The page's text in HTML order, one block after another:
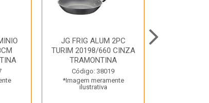
JG FRIG ALUM 2PC
TURIM 20198/660 CINZA
TRAMONTINA
Código: 38019
*Imagem meramente
ilustrativa